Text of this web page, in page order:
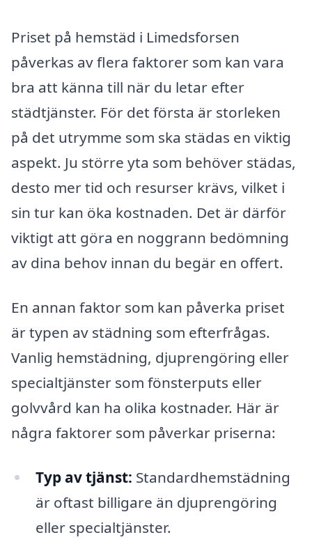
Priset på hemstäd i Limedsforsen
påverkas av flera faktorer som kan vara
bra att känna till när du letar efter
städtjänster. För det första är storleken
på det utrymme som ska städas en viktig
aspekt. Ju större yta som behöver städas,
desto mer tid och resurser krävs, vilket i
sin tur kan öka kostnaden. Det är därför
viktigt att göra en noggrann bedömning
av dina behov innan du begär en offert.
En annan faktor som kan påverka priset
är typen av städning som efterfrågas.
Vanlig hemstädning, djuprengöring eller
specialtjänster som fönsterputs eller
golvvård kan ha olika kostnader. Här är
några faktorer som påverkar priserna:
Typ av tjänst: Standardhemstädning
är oftast billigare än djuprengöring
eller specialtjänster.